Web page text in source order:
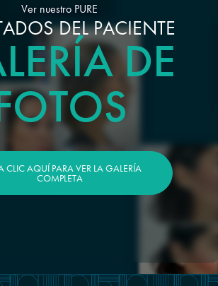
Ver nuestro PURE
DEL PACIENTE
DE
CLIC AQUÍ PARA VER LA GALERÍA
COMPLETA